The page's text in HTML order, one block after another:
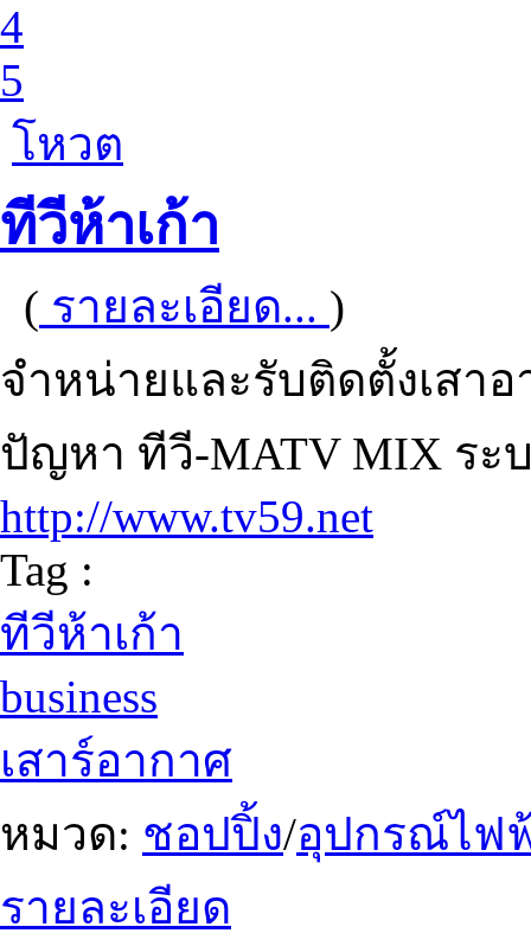
4
5
โหวต
ทีวีห้าเก้า
( รายละเอียด... )
จำหน่ายและรับติดตั้งเสา
ปัญหา ทีวี-MATV MIX ระ
http://www.tv59.net
Tag :
ทีวีห้าเก้า
business
เสาร์อากาศ
หมวด: ชอปปิ้ง/อุปกรณ์ไฟ
รายละเอียด